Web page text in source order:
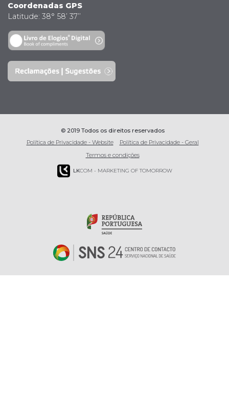
Coordenadas GPS
Latitude: 38° 58’ 37’’
© 2019 Todos os direitos reservados
Política de Privacidade - Website
Política de Privacidade - Geral
Termos e condições
LKCOM - MARKETING OF TOMORROW